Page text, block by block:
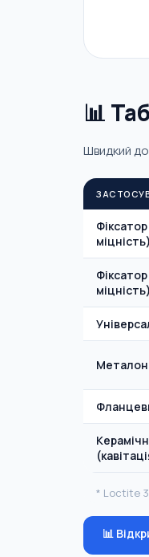
📊
Швидкий
міцність)
міцність)
* Loctite
📊